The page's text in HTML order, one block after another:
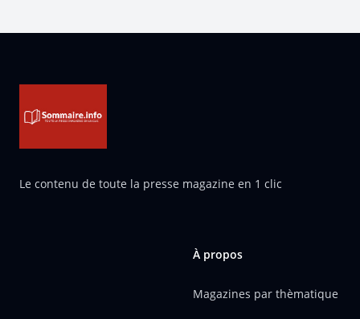
Le contenu de toute la presse magazine en 1 clic
À propos
Magazines par thèmatique